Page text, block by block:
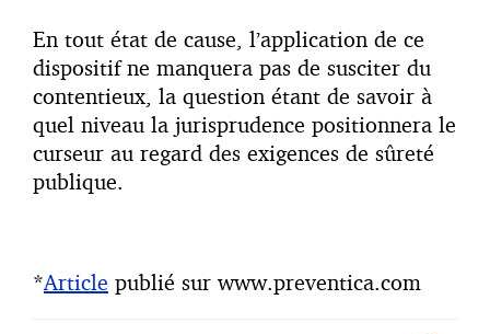
En tout état de cause, l’application de ce
dispositif ne manquera pas de susciter du
contentieux, la question étant de savoir à
quel niveau la jurisprudence positionnera le
curseur au regard des exigences de sûreté
publique.
*Article publié sur www.preventica.com